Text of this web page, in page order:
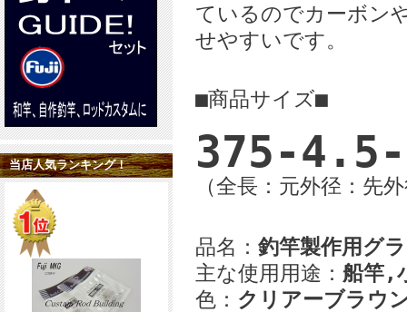
当店人気ランキング！
ているのでカーボン
せやすいです。
■商品サイズ■
375-
（全長：元外径：先
品名： 釣竿製作用グ
主な使用用途： 船竿,
色： クリアーブラウ